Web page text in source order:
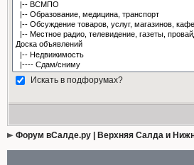
Искать в подфорумах?
Форум вСалде.ру | Верхняя Салда и